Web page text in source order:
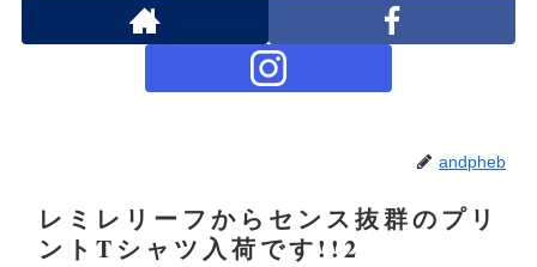
andpheb
レミレリーフからセンス抜群のプリ
ントTシャツ入荷です!!2